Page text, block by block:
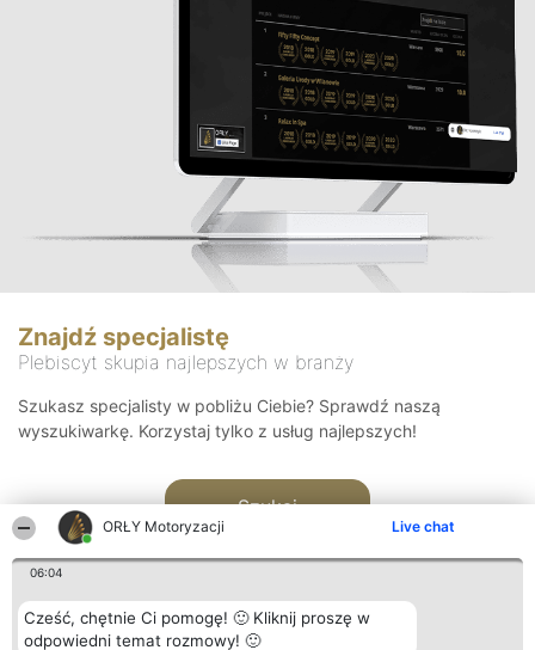
ORŁY Motoryzacji Live chat
06:04
Cześć, chętnie Ci pomogę! 🙂 Kliknij proszę w
odpowiedni temat rozmowy! 🙂
Znajdź specjalistę
Plebiscyt skupia najlepszych w branży
Szukasz specjalisty w pobliżu Ciebie? Sprawdź naszą
wyszukiwarkę. Korzystaj tylko z usług najlepszych!
Szukaj